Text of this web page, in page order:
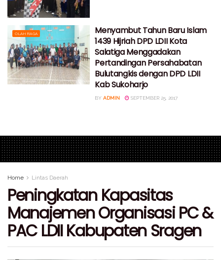
OLAH RAGA
Menyambut Tahun Baru Islam
1439 Hijriah DPD LDII Kota
Salatiga Menggadakan
Pertandingan Persahabatan
Bulutangkis dengan DPD LDII
Kab Sukoharjo
BY ADMIN SEPTEMBER 25, 2017
Home Lintas Daerah
Peningkatan Kapasitas
Manajemen Organisasi PC &
PAC LDII Kabupaten Sragen